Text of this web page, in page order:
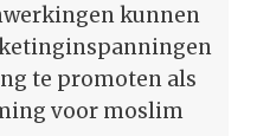
kunnen
te promoten als
voor moslim